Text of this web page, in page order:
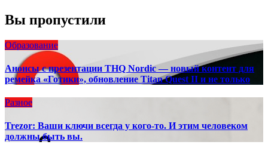
Вы пропустили
Образование
Анонсы с презентации THQ Nordic — новый контент для
ремейка «Готики», обновление Titan Quest II и не только
Разное
Trezor: Ваши ключи всегда у кого-то. И этим человеком
должны быть вы.